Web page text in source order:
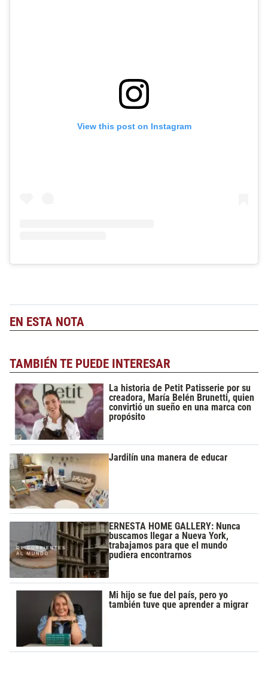
View this post on Instagram
EN ESTA NOTA
TAMBIÉN TE PUEDE INTERESAR
La historia de Petit Patisserie por su
creadora, María Belén Brunetti, quien
convirtió un sueño en una marca con
propósito
Jardilín una manera de educar
ERNESTA HOME GALLERY: Nunca
buscamos llegar a Nueva York,
trabajamos para que el mundo
pudiera encontrarnos
Mi hijo se fue del país, pero yo
también tuve que aprender a migrar